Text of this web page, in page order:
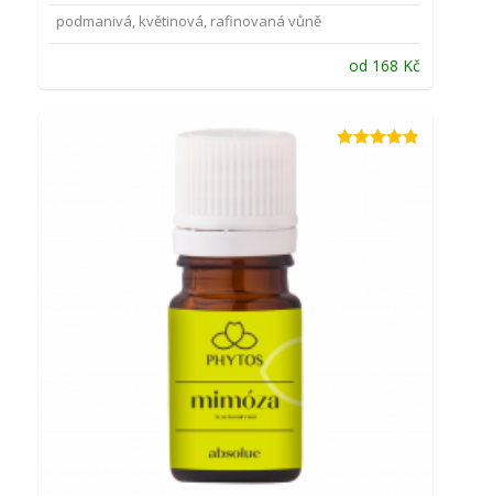
podmanivá, květinová, rafinovaná vůně
od 168 Kč